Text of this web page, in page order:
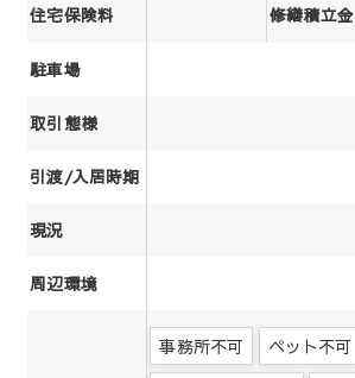
住宅保険料 修繕積立金
駐車場
取引態様
引渡/入居時期
現況
周辺環境
事務所不可 ペット不可